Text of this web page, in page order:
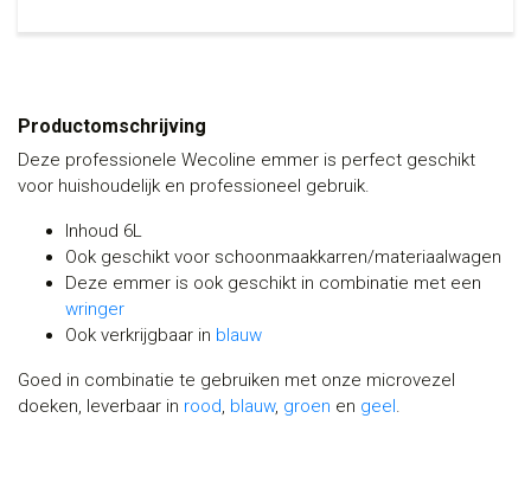
Productomschrijving
Deze professionele Wecoline emmer is perfect geschikt
voor huishoudelijk en professioneel gebruik.
Inhoud 6L
Ook geschikt voor schoonmaakkarren/materiaalwagen
Deze emmer is ook geschikt in combinatie met een
wringer
Ook verkrijgbaar in blauw
Goed in combinatie te gebruiken met onze microvezel
doeken, leverbaar in rood, blauw, groen en geel.